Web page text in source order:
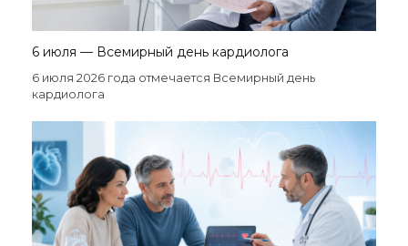
6 июля — Всемирный день кардиолога
6 июля 2026 года отмечается Всемирный день
кардиолога